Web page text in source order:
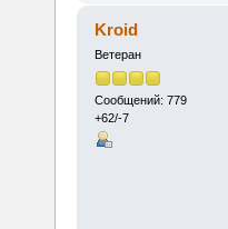
Kroid
Ветеран
Сообщений: 779
+62/-7